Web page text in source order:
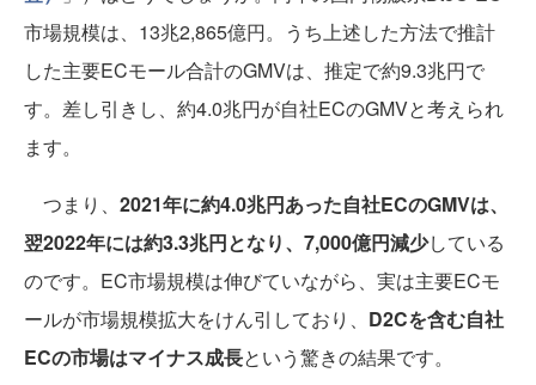
市場規模は、13兆2,865億円。うち上述した方法で推計
した主要ECモール合計のGMVは、推定で約9.3兆円で
す。差し引きし、約4.0兆円が自社ECのGMVと考えられ
ます。
つまり、 2021年に約4.0兆円あった自社ECのGMVは、
翌2022年には約3.3兆円となり、7,000億円減少している
のです。EC市場規模は伸びていながら、実は主要ECモ
ールが市場規模拡大をけん引しており、 D2Cを含む自社
ECの市場はマイナス成長という驚きの結果です。